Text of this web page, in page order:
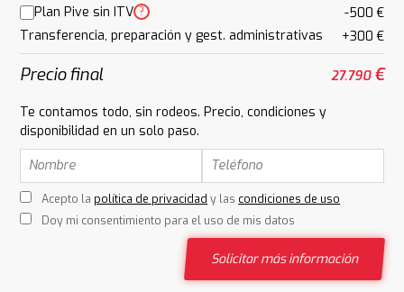
Plan Pive sin ITV ?
-500 €
Transferencia, preparación y gest. administrativas
+300 €
Precio final 27.790€
Te contamos todo, sin rodeos. Precio, condiciones y
disponibilidad en un solo paso.
Acepto la política de privacidad y las condiciones de uso
Doy mi consentimiento para el uso de mis datos
Solicitar más información